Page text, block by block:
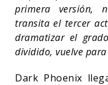
primera versión,
transita el tercer
dramatizar el
dividido, vuelve
Dark Phoenix